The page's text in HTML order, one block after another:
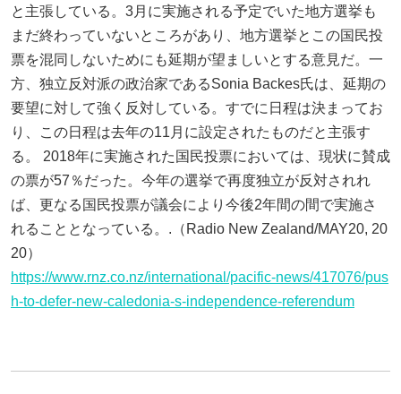
と主張している。3月に実施される予定でいた地方選挙も
まだ終わっていないところがあり、地方選挙とこの国民投
票を混同しないためにも延期が望ましいとする意見だ。一
方、独立反対派の政治家であるSonia Backes氏は、延期の
要望に対して強く反対している。すでに日程は決まってお
り、この日程は去年の11月に設定されたものだと主張す
る。 2018年に実施された国民投票においては、現状に賛成
の票が57％だった。今年の選挙で再度独立が反対されれ
ば、更なる国民投票が議会により今後2年間の間で実施さ
れることとなっている。.（Radio New Zealand/MAY20, 20
20）
https://www.rnz.co.nz/international/pacific-news/417076/pus
h-to-defer-new-caledonia-s-independence-referendum